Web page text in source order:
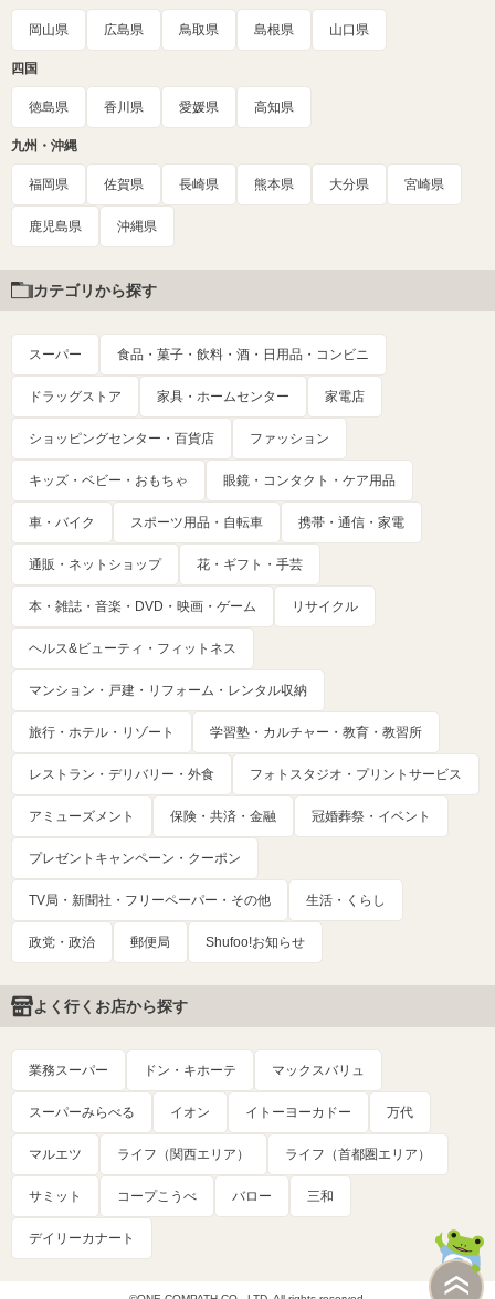
岡山県 広島県 鳥取県 島根県 山口県
四国
徳島県 香川県 愛媛県 高知県
九州・沖縄
福岡県 佐賀県 長崎県 熊本県 大分県 宮崎県
鹿児島県 沖縄県
カテゴリから探す
スーパー 食品・菓子・飲料・酒・日用品・コンビニ
ドラッグストア 家具・ホームセンター 家電店
ショッピングセンター・百貨店 ファッション
キッズ・ベビー・おもちゃ 眼鏡・コンタクト・ケア用品
車・バイク スポーツ用品・自転車 携帯・通信・家電
通販・ネットショップ 花・ギフト・手芸
本・雑誌・音楽・DVD・映画・ゲーム リサイクル
ヘルス&ビューティ・フィットネス
マンション・戸建・リフォーム・レンタル収納
旅行・ホテル・リゾート 学習塾・カルチャー・教育・教習所
レストラン・デリバリー・外食 フォトスタジオ・プリントサービス
アミューズメント 保険・共済・金融 冠婚葬祭・イベント
プレゼントキャンペーン・クーポン
TV局・新聞社・フリーペーパー・その他 生活・くらし
政党・政治 郵便局 Shufoo!お知らせ
よく行くお店から探す
業務スーパー ドン・キホーテ マックスバリュ
スーパーみらべる イオン イトーヨーカドー 万代
マルエツ ライフ（関西エリア） ライフ（首都圏エリア）
サミット コープこうべ バロー 三和
デイリーカナート